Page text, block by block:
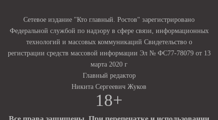
Сетевое издание "Кто главный. Ростов" зарегистрировано
Федеральной службой по надзору в сфере связи, информационных
технологий и массовых коммуникаций Свидетельство о
регистрации средств массовой информации Эл № ФС77-78079 от 13
марта 2020 г
Главный редактор
Никита Сергеевич Жуков
18+